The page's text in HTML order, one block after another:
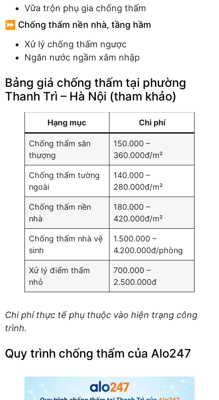
Vữa trộn phụ gia chống thấm
⏩ Chống thấm nền nhà, tầng hầm
Xử lý chống thấm ngược
Ngăn nước ngầm xâm nhập
Bảng giá chống thấm tại phường
Thanh Trì – Hà Nội (tham khảo)
Hạng mục Chi phí
Chống thấm sân
thượng
150.000 –
360.000đ/m²
Chống thấm tường
ngoài
140.000 –
280.000đ/m²
Chống thấm nền
nhà
180.000 –
420.000đ/m²
Chống thấm nhà vệ
sinh
1.500.000 –
4.200.000đ/phòng
Xử lý điểm thấm
nhỏ
700.000 –
2.500.000đ
Chi phí thực tế phụ thuộc vào hiện trạng công
trình.
Quy trình chống thấm của Alo247